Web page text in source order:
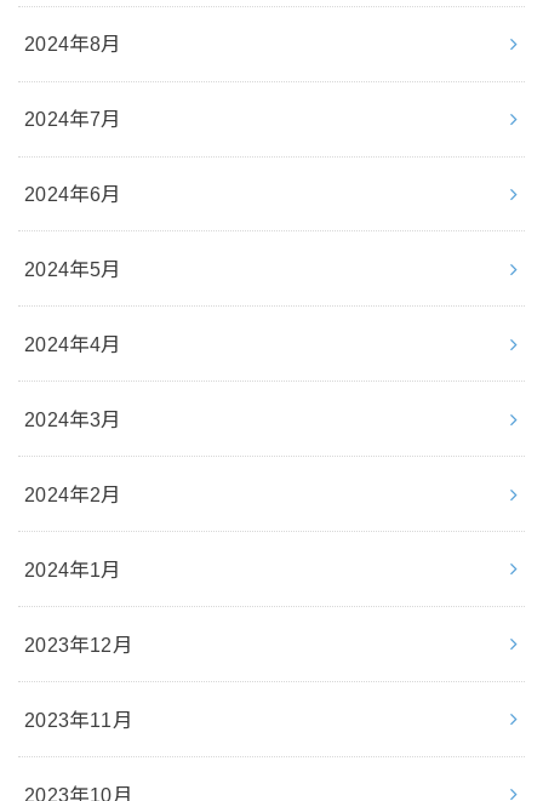
2024年8月
2024年7月
2024年6月
2024年5月
2024年4月
2024年3月
2024年2月
2024年1月
2023年12月
2023年11月
2023年10月